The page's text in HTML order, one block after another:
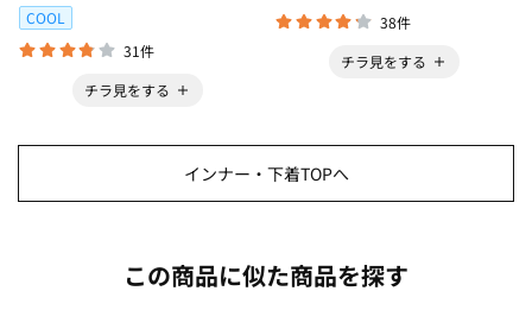
COOL
31件
チラ見をする
38件
チラ見をする
インナー・下着TOPへ
この商品に似た商品を探す